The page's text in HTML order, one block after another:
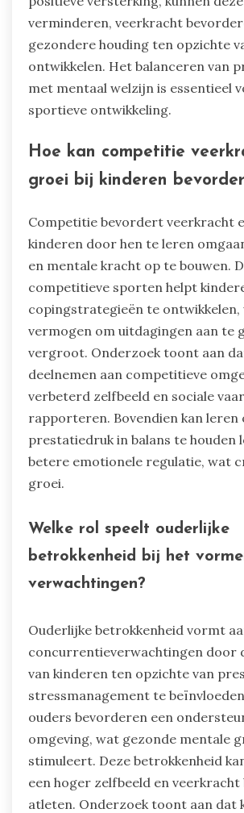
verminderen, veerkracht
gezondere houding ten opzichte
ontwikkelen. Het balanceren van
met mentaal welzijn is essentieel
sportieve ontwikkeling.
Hoe kan competitie
groei bij kinderen
Competitie bevordert veerkracht
kinderen door hen te leren
en mentale kracht op te bouwen.
competitieve sporten helpt
copingstrategieën te ontwikkelen,
vermogen om uitdagingen aan te
vergroot. Onderzoek toont aan
deelnemen aan competitieve
verbeterd zelfbeeld en sociale
rapporteren. Bovendien kan leren
prestatiedruk in balans te houden
betere emotionele regulatie, wat
groei.
Welke rol speelt ouderlijke
betrokkenheid bij het
verwachtingen?
Ouderlijke betrokkenheid vormt
concurrentieverwachtingen door
van kinderen ten opzichte van
stressmanagement te
ouders bevorderen een
omgeving, wat gezonde mentale
stimuleert. Deze betrokkenheid
een hoger zelfbeeld en
atleten. Onderzoek toont aan dat